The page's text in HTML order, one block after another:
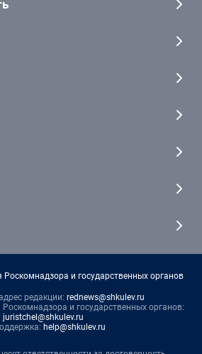
и государственных органов
редакции: rednews@shkulev.ru
и государственных органов:
juristchel@shkulev.ru
help@shkulev.ru